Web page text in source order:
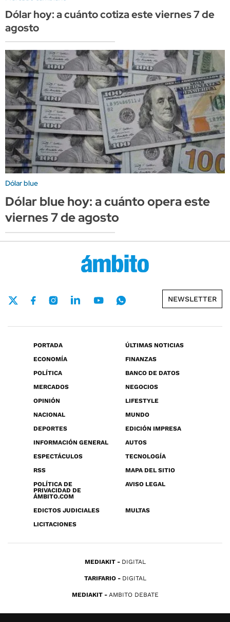
Dólar hoy: a cuánto cotiza este viernes 7 de
agosto
Dólar blue
Dólar blue hoy: a cuánto opera este
viernes 7 de agosto
NEWSLETTER
PORTADA
ÚLTIMAS NOTICIAS
ECONOMÍA
FINANZAS
POLÍTICA
BANCO DE DATOS
MERCADOS
NEGOCIOS
OPINIÓN
LIFESTYLE
NACIONAL
MUNDO
DEPORTES
EDICIÓN IMPRESA
INFORMACIÓN GENERAL
AUTOS
ESPECTÁCULOS
TECNOLOGÍA
RSS
MAPA DEL SITIO
POLÍTICA DE
PRIVACIDAD DE
ÁMBITO.COM
AVISO LEGAL
EDICTOS JUDICIALES
MULTAS
LICITACIONES
MEDIAKIT DIGITAL
TARIFARIO DIGITAL
MEDIAKIT AMBITO DEBATE